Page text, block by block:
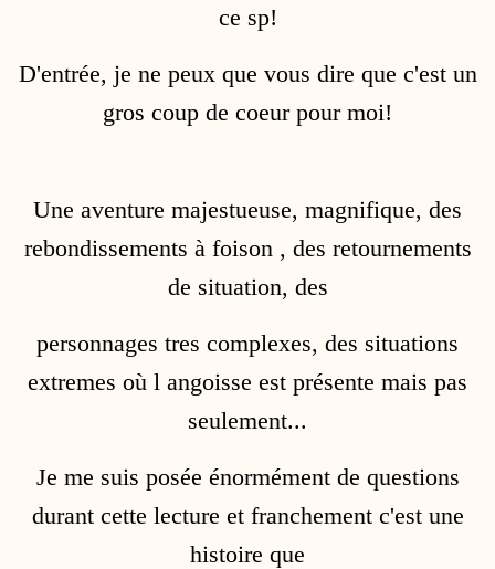
ce sp!
D'entrée, je ne peux que vous dire que c'est un
gros coup de coeur pour moi!
Une aventure majestueuse, magnifique, des
rebondissements à foison , des retournements
de situation, des
personnages tres complexes, des situations
extremes où l angoisse est présente mais pas
seulement...
Je me suis posée énormément de questions
durant cette lecture et franchement c'est une
histoire que